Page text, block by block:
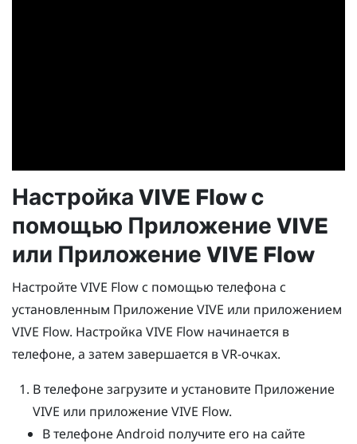
Настройка VIVE Flowс
помощью Приложение VIVE
или Приложение VIVE Flow
Настройте VIVE Flowс помощью телефона с
установленным Приложение VIVE или приложением
VIVE Flow. Настройка VIVE Flow начинается в
телефоне, а затем завершается в VR-очках.
В телефоне загрузите и установите Приложение
VIVE или приложение VIVE Flow.
В телефонеAndroid получите его на сайте